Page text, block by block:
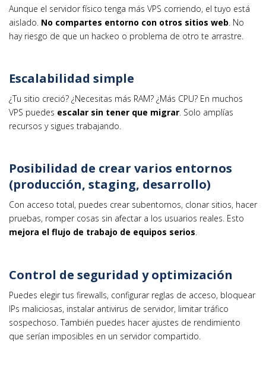
Aunque el servidor físico tenga más VPS corriendo, el tuyo está
aislado. No compartes entorno con otros sitios web. No
hay riesgo de que un hackeo o problema de otro te arrastre.
Escalabilidad simple
¿Tu sitio creció? ¿Necesitas más RAM? ¿Más CPU? En muchos
VPS puedes escalar sin tener que migrar. Solo amplías
recursos y sigues trabajando.
Posibilidad de crear varios entornos
(producción, staging, desarrollo)
Con acceso total, puedes crear subentornos, clonar sitios, hacer
pruebas, romper cosas sin afectar a los usuarios reales. Esto
mejora el flujo de trabajo de equipos serios.
Control de seguridad y optimización
Puedes elegir tus firewalls, configurar reglas de acceso, bloquear
IPs maliciosas, instalar antivirus de servidor, limitar tráfico
sospechoso. También puedes hacer ajustes de rendimiento
que serían imposibles en un servidor compartido.